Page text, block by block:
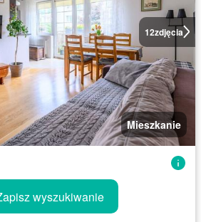
12zdjęcia
Mieszkanie
wyszukiwanie